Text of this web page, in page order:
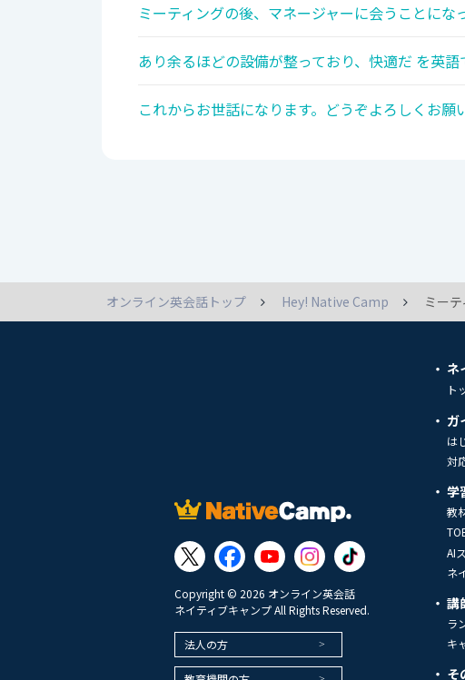
ミーティングの後、マネージャーに会うことにな
あり余るほどの設備が整っており、快適だ を英語
これからお世話になります。どうぞよろしくお願
オンライン英会話トップ Hey! Native Camp ミー
Copyright © 2026 オンライン英会話
ネイティブキャンプ All Rights Reserved.
法人の方
ネ
ト
ガ
は
対
学
教
AI
ネ
講
ラ
キ
そ